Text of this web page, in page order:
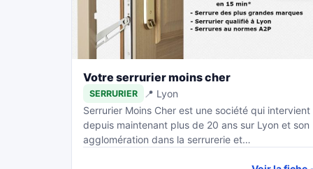
Votre serrurier moins cher
SERRURIER
📍 Lyon
Serrurier Moins Cher est une société qui intervient
depuis maintenant plus de 20 ans sur Lyon et son
agglomération dans la serrurerie et…